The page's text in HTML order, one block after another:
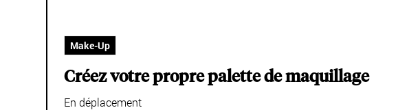
Make-Up
Créez votre propre palette de maquillage
En déplacement